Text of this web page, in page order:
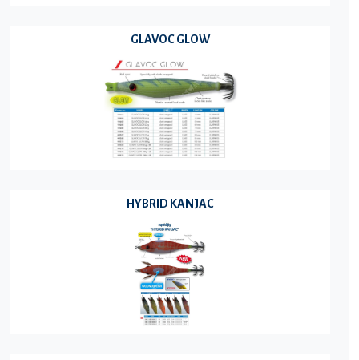
GLAVOC GLOW
HYBRID KANJAC